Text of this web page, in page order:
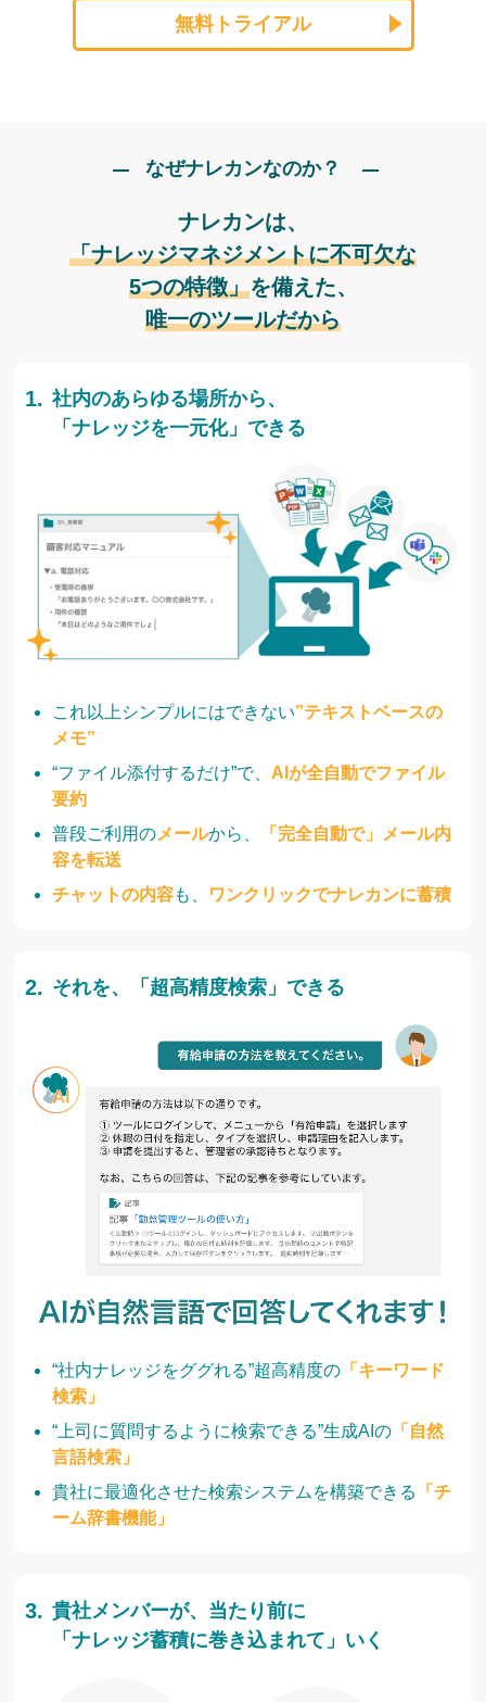
無料トライアル
なぜナレカンなのか？
ナレカンは、
「ナレッジマネジメントに不可欠な
5つの特徴」を備えた、
唯一のツールだから
これ以上シンプルにはできない”テキストベースの
メモ”
“ファイル添付するだけ”で、 AIが全自動でファイル
要約
普段ご利用のメールから、
「完全自動で」メール内
容を転送
チャットの内容も、 ワンクリックでナレカンに蓄積
社内のあらゆる場所から、
「ナレッジを一元化」できる
“社内ナレッジをググれる”超高精度の 「キーワード
検索」
“上司に質問するように検索できる”生成AIの 「自然
言語検索」
貴社に最適化させた検索システムを構築できる
「チ
ーム辞書機能」
それを、「超高精度検索」できる
貴社メンバーが、当たり前に
「ナレッジ蓄積に巻き込まれて」いく